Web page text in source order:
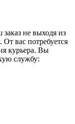
не выходя из
вас потребуется
курьера. Вы
службу: